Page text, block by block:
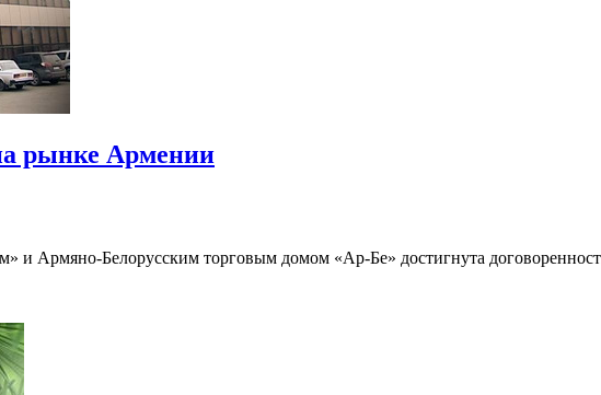
рынке Армении
и Армяно-Белорусским торговым домом «Ар-Бе» достигнута